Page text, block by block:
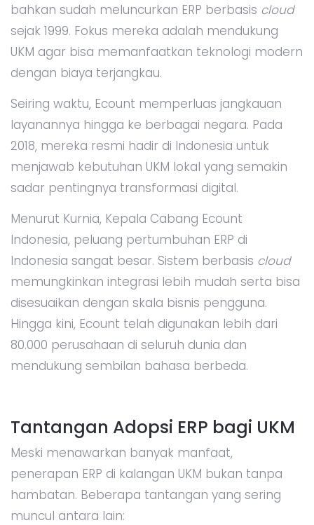
bahkan sudah meluncurkan ERP berbasis cloud
sejak 1999. Fokus mereka adalah mendukung
UKM agar bisa memanfaatkan teknologi modern
dengan biaya terjangkau.
Seiring waktu, Ecount memperluas jangkauan
layanannya hingga ke berbagai negara. Pada
2018, mereka resmi hadir di Indonesia untuk
menjawab kebutuhan UKM lokal yang semakin
sadar pentingnya transformasi digital.
Menurut Kurnia, Kepala Cabang Ecount
Indonesia, peluang pertumbuhan ERP di
Indonesia sangat besar. Sistem berbasis cloud
memungkinkan integrasi lebih mudah serta bisa
disesuaikan dengan skala bisnis pengguna.
Hingga kini, Ecount telah digunakan lebih dari
80.000 perusahaan di seluruh dunia dan
mendukung sembilan bahasa berbeda.
Tantangan Adopsi ERP bagi UKM
Meski menawarkan banyak manfaat,
penerapan ERP di kalangan UKM bukan tanpa
hambatan. Beberapa tantangan yang sering
muncul antara lain: